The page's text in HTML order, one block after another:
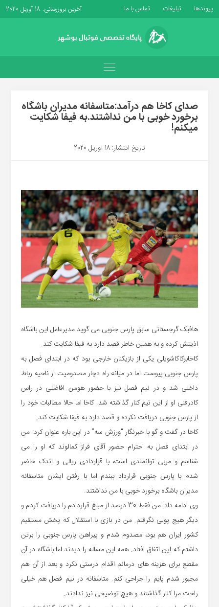
پیوندها تبلیغات تماس با ما آخرین بروزرسانی: 18 آوریل 2020
صدای کاخا هم درآمد:متاسفانه مدیران باشگاه
برخورد خوبی با من نداشتند.به فیفا شکایت
میکنم!
تاریخ انتشار: 18 آوریل 2020
هافبک گرجستانی سابق پارس جنوبی می گوید مدیرعامل این باشگاه
اذیتش کرده و به همین خاطر قصد دارد به فیفا شکایت کند.
کاخابرکاکاشویلی یکی از بازیکنان خارجی بود که در ابتدای فصل به
پارس جنوبی پیوست اما در میانه راه دچار مصدومیت از ناحیه رباط
داخلی شد و در نیم فصل نیز با حضور هومن افاضلی در راس
کادرفنی او از این تیم کنار گذاشته شد. کاخا اما حالا مطالبات خود را
از پارس جنوبی دریافت نکرده و قصد دارد به فیفا شکایت کند.
کاخا در گفت و گو با خبرنگار “ورزش سه” در این باره عنوان کرد: من
در ابتدای فصل به احترام حضور آقای فراز کمالوند که او را می
شناسم و مربی توانمندی است، با قراردادی ریالی و اندک حاضر
شدم با پارس جنوبی قرارداد ببندم اما با رفتن ایشان متاسفانه
مدیران باشگاه برخورد خوبی با من نداشتند.
وی ادامه داد: من فقط 30 درصد از مبلغ قراردادم را دریافت کردم و
دیگر هیچ پولی نگرفتم. من در بازی با استقلال که پخش مستقیم
کشور ایران هم بود، مصدوم شدم و پیراهن پارس جنوبی را برتن
داشتم که این اتفاق افتاد. همه این مساله را دیدند اما باشگاه در آن
مقطع برای هزینه های درمانم اقدام درستی نکرد و بعد از آن هم
مجبور شدم پایم را جراحی کنم. متاسفانه در نیم فصل هم خیلی
راحت مرا کنار گذاشتند و هیچ توضیحی نیز ندادند.